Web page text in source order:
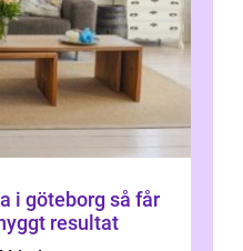
så får
resultat